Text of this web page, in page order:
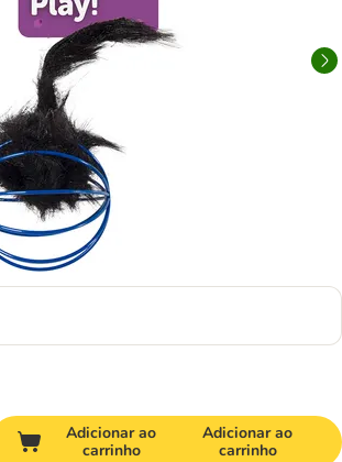
Adicionar ao
carrinho
Adicionar ao
carrinho